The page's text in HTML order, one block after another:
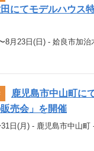
にてモデルハウス
8月23日(日) - 姶良市加治
鹿児島市中山町に
売会」を開催
日(月) - 鹿児島市中山町